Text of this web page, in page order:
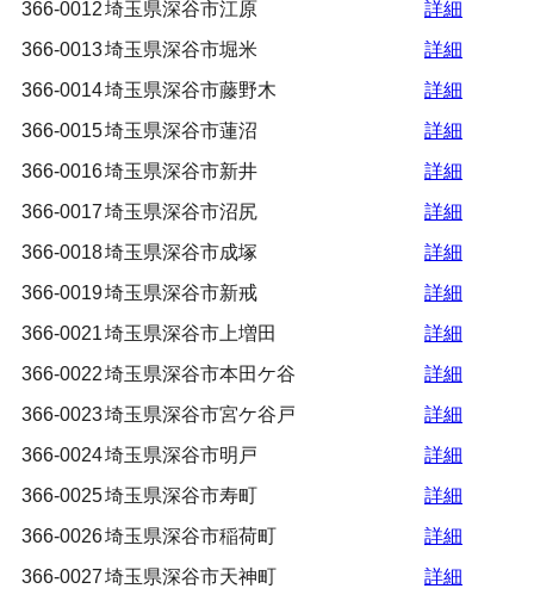
366-0012埼玉県深谷市江原
詳細
366-0013埼玉県深谷市堀米
詳細
366-0014埼玉県深谷市藤野木
詳細
366-0015埼玉県深谷市蓮沼
詳細
366-0016埼玉県深谷市新井
詳細
366-0017埼玉県深谷市沼尻
詳細
366-0018埼玉県深谷市成塚
詳細
366-0019埼玉県深谷市新戒
詳細
366-0021埼玉県深谷市上増田
詳細
366-0022埼玉県深谷市本田ケ谷
詳細
366-0023埼玉県深谷市宮ケ谷戸
詳細
366-0024埼玉県深谷市明戸
詳細
366-0025埼玉県深谷市寿町
詳細
366-0026埼玉県深谷市稲荷町
詳細
366-0027埼玉県深谷市天神町
詳細